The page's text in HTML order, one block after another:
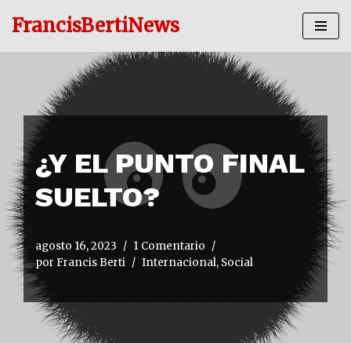
contenido
FrancisBertiNews
¿Y EL PUNTO FINAL
SUELTO?
agosto 16, 2023
1 Comentario
por Francis Berti Internacional, Social